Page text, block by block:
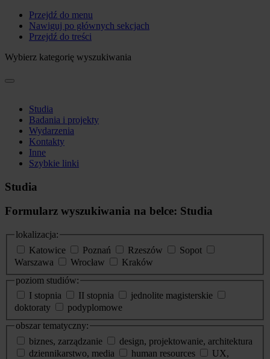
Przejdź do menu
Nawiguj po głównych sekcjach
Przejdź do treści
Wybierz kategorię wyszukiwania
Studia
Badania i projekty
Wydarzenia
Kontakty
Inne
Szybkie linki
Studia
Formularz wyszukiwania na belce: Studia
lokalizacja:
Katowice
Poznań Rzeszów
Sopot
Warszawa
Wrocław
Kraków
poziom studiów:
I stopnia
II stopnia
jednolite magisterskie
doktoraty
podyplomowe
obszar tematyczny:
biznes, zarządzanie
design, projektowanie, architektura
dziennikarstwo, media
human resources
UX,